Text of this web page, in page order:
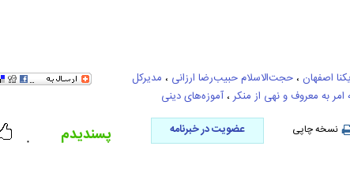
اصفهان ، حجت‌الاسلام حبیب‌رضا ارزانی ، مدیرکل
امر به معروف و نهی از منکر ، آموزه‌های دینی
نسخه چاپی عضویت در خبرنامه
۰ پسندیدم